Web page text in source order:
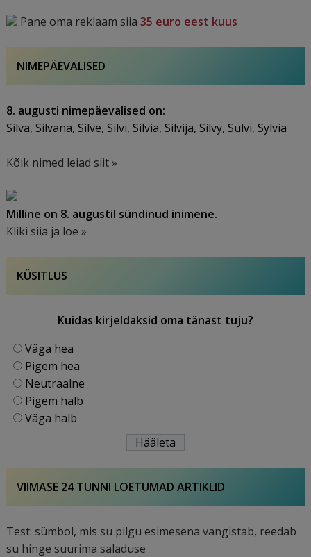
Pane oma reklaam siia35 euro eest kuus
NIMEPÄEVALISED
8. augusti nimepäevalised on:
Silva, Silvana, Silve, Silvi, Silvia, Silvija, Silvy, Sülvi, Sylvia
Kõik nimed leiad siit »
Milline on 8. augustil sündinud inimene.
Kliki siia ja loe »
KÜSITLUS
Kuidas kirjeldaksid oma tänast tuju?
Väga hea
Pigem hea
Neutraalne
Pigem halb
Väga halb
VIIMASE 24 TUNNI LOETUMAD ARTIKLID
Test: sümbol, mis su pilgu esimesena vangistab, reedab
su hinge suurima saladuse